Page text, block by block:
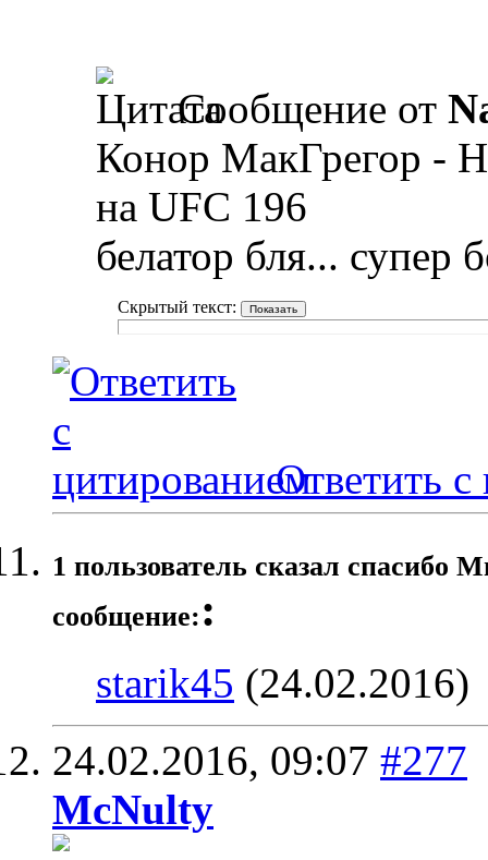
Сообщение от
Конор МакГрегор -
на UFC 196
белатор бля... супер
Скрытый текст:
Ответить с
1 пользователь сказал cпасибо
сообщение::
starik45 (24.02.2016)
24.02.2016, 09:07 #277
McNulty